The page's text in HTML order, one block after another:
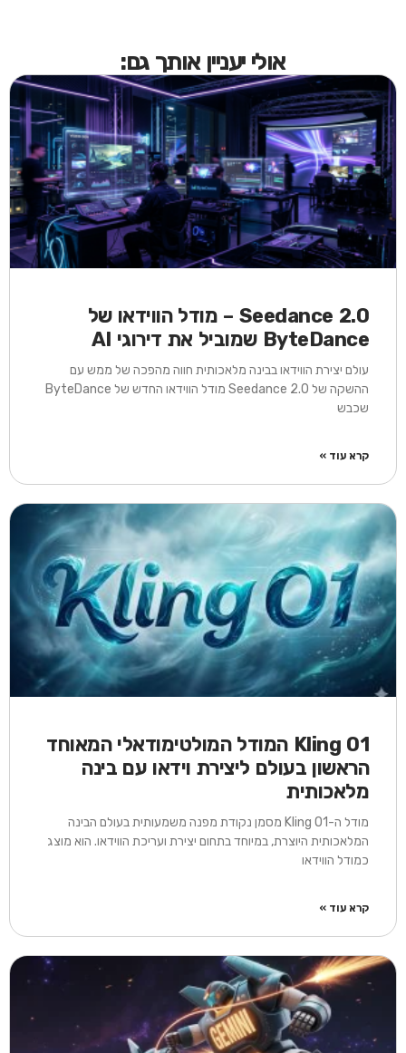
אולי יעניין אותך גם:
Seedance 2.0 – מודל הווידאו של
ByteDance שמוביל את דירוגי AI
עולם יצירת הווידאו בבינה מלאכותית חווה מהפכה של ממש עם
ההשקה של Seedance 2.0 מודל הווידאו החדש של ByteDance
שכבש
קרא עוד »
Kling O1 המודל המולטימודאלי המאוחד
הראשון בעולם ליצירת וידאו עם בינה
מלאכותית
מודל ה-Kling O1 מסמן נקודת מפנה משמעותית בעולם הבינה
המלאכותית היוצרת, במיוחד בתחום יצירת ועריכת הווידאו. הוא מוצג
כמודל הווידאו
קרא עוד »